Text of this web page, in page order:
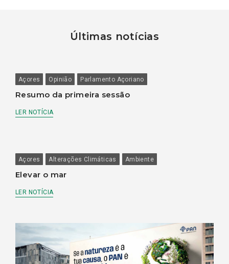
Últimas notícias
Açores Opinião Parlamento Açoriano
Resumo da primeira sessão
LER NOTÍCIA
Açores Alterações Climáticas Ambiente
Elevar o mar
LER NOTÍCIA